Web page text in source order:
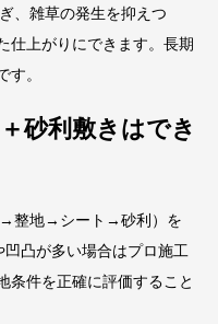
、雑草の発生を抑えつ
仕上がりにできます。長期
。
砂利敷きはでき
→整地→シート→砂利）を
凸が多い場合はプロ施工
条件を正確に評価すること